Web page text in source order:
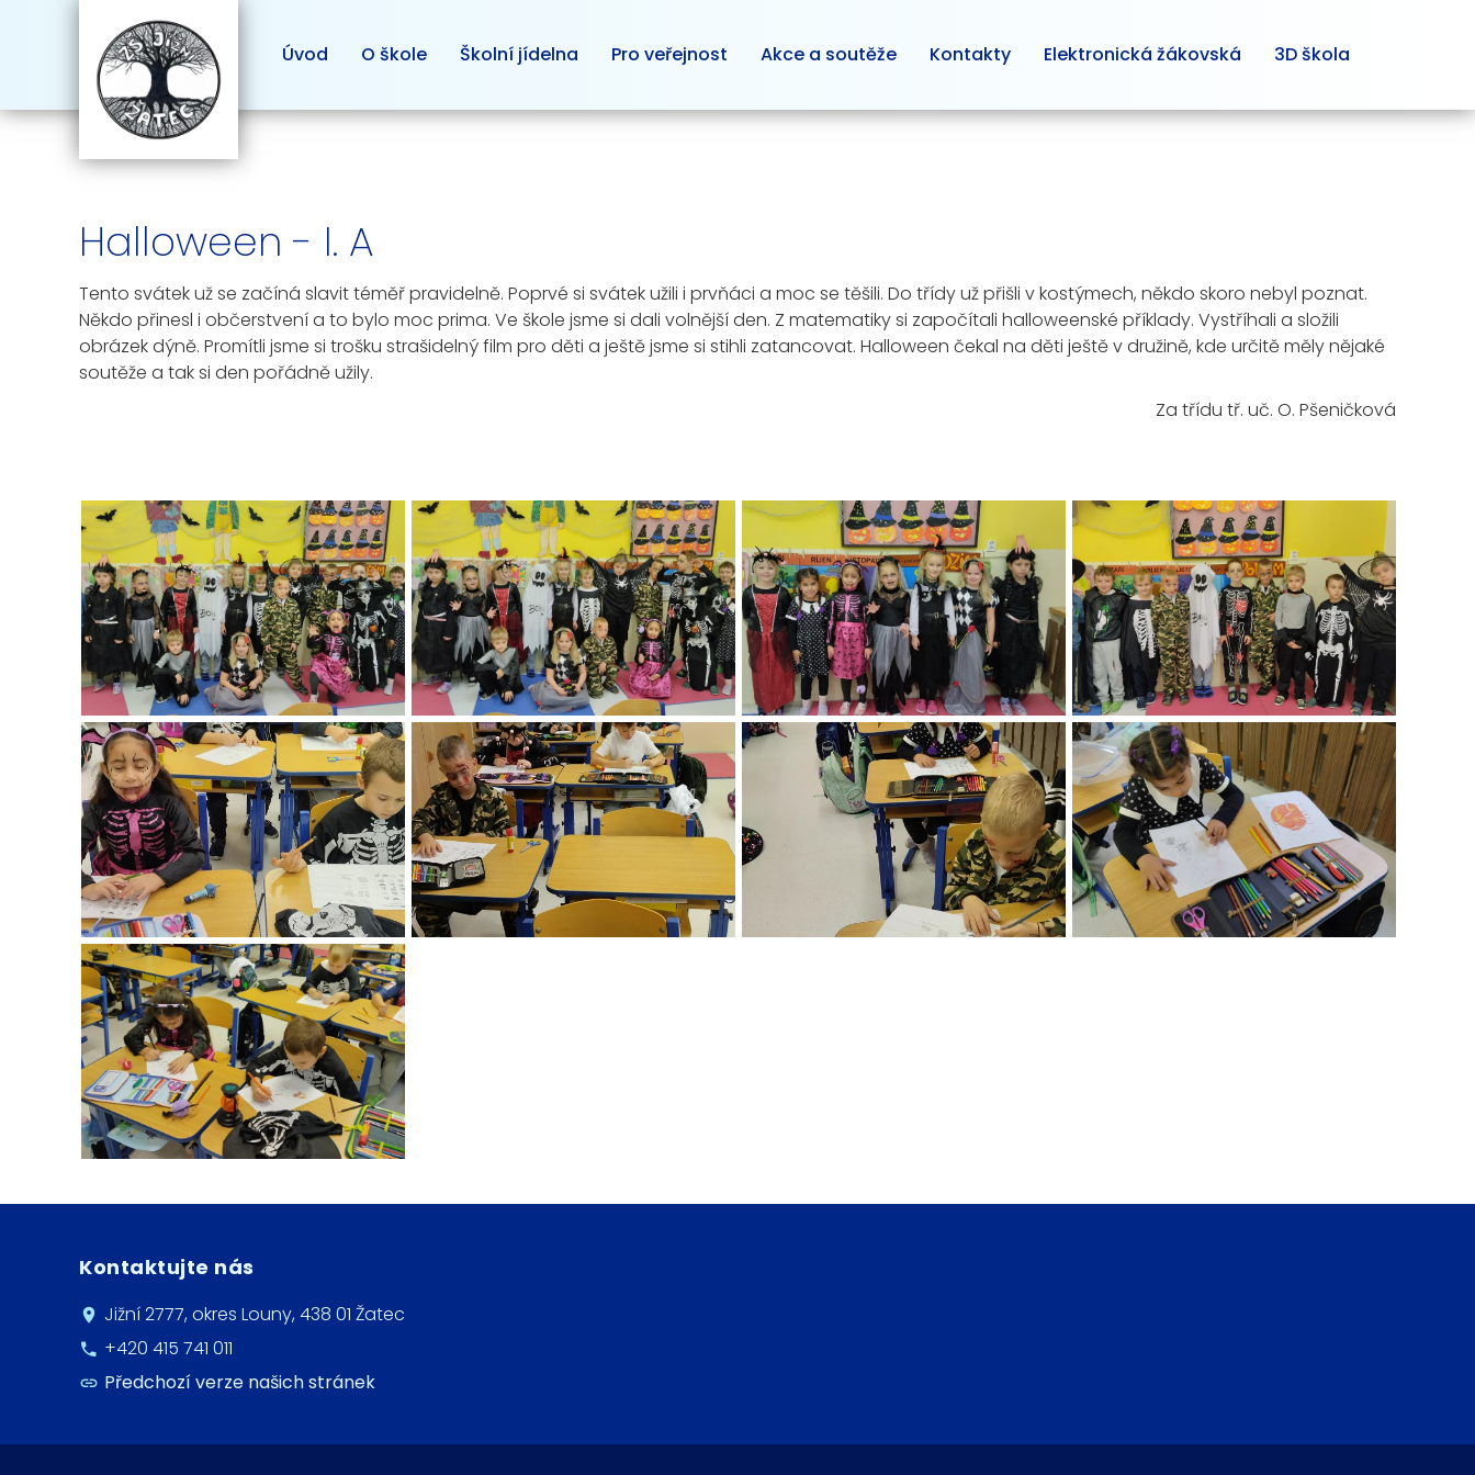
Úvod O škole Školní jídelna Pro veřejnost Akce a soutěže Kontakty Elektronická žákovská 3D škola
Halloween - I. A
Tento svátek už se začíná slavit téměř pravidelně. Poprvé si svátek užili i prvňáci a moc se těšili. Do třídy už přišli v kostýmech, někdo skoro nebyl poznat.
Někdo přinesl i občerstvení a to bylo moc prima. Ve škole jsme si dali volnější den. Z matematiky si započítali halloweenské příklady. Vystříhali a složili
obrázek dýně. Promítli jsme si trošku strašidelný film pro děti a ještě jsme si stihli zatancovat. Halloween čekal na děti ještě v družině, kde určitě měly nějaké
soutěže a tak si den pořádně užily.
Za třídu tř. uč. O. Pšeničková
Kontaktujte nás
Jižní 2777, okres Louny, 438 01 Žatec
+420 415 741 011
Předchozí verze našich stránek